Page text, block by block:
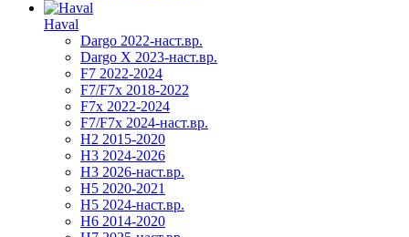
Haval
Dargo 2022-наст.вр.
Dargo X 2023-наст.вр.
F7 2022-2024
F7/F7x 2018-2022
F7x 2022-2024
F7/F7x 2024-наст.вр.
H2 2015-2020
H3 2024-2026
H3 2026-наст.вр.
H5 2020-2021
H5 2024-наст.вр.
H6 2014-2020